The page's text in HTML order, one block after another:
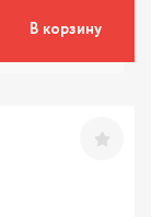
В корзину